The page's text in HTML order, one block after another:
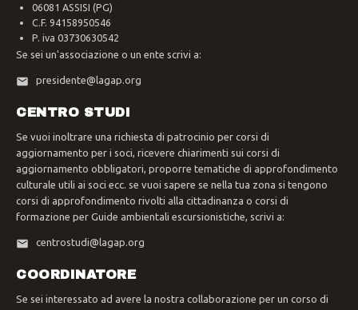
06081 ASSISI (PG)
C.F. 94158950546
P. iva 03730630542
Se sei un'associazione o un ente scrivi a:
presidente@lagap.org
CENTRO STUDI
Se vuoi inoltrare una richiesta di patrocinio per corsi di
aggiornamento per i soci, ricevere chiarimenti sui corsi di
aggiornamento obbligatori, proporre tematiche di approfondimento
culturale utili ai soci ecc. se vuoi sapere se nella tua zona si tengono
corsi di approfondimento rivolti alla cittadinanza o corsi di
formazione per Guide ambientali escursionistiche, scrivi a:
centrostudi@lagap.org
COORDINATORE
Se sei interessato ad avere la nostra collaborazione per un corso di